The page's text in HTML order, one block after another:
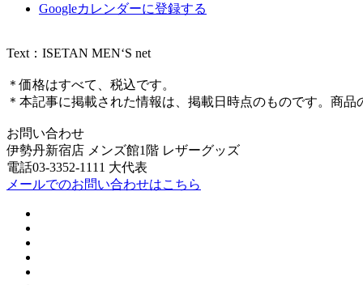
Googleカレンダーに登録する
Text：ISETAN MEN‘S net
＊価格はすべて、税込です。
＊本記事に掲載された情報は、掲載日時点のものです。商
お問い合わせ
伊勢丹新宿店 メンズ館1階 レザーグッズ
電話03-3352-1111 大代表
メールでのお問い合わせはこちら